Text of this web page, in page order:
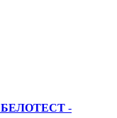
БЕЛОТЕСТ -